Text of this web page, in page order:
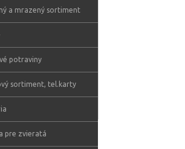
a mrazený sortiment
potraviny
sortiment, tel.karty
pre zvieratá